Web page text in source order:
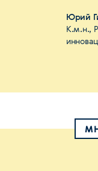
Юрий
К.м.н.,